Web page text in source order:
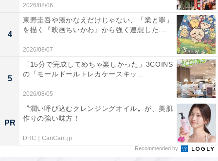
2026/08/06
4
東野圭吾や湊かなえだけじゃない、「業と罪」
を描く『映画ちいかわ』から強く連想した...
2026/08/07
5
「15分で完成してめちゃ楽しかった」3COINS
の「モールドールトレカケースキッ...
2026/08/05
PR
〝潤い呼び込むクレンジングオイル〟が、美肌
作りの強い味方！
DHC｜CanCam.jp
Recommended by